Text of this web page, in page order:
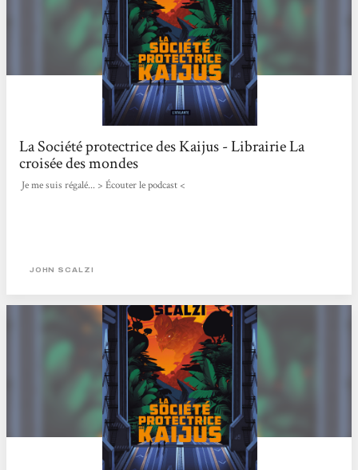
La Société protectrice des Kaijus - Librairie La
croisée des mondes
Je me suis régalé... > Écouter le podcast <
JOHN SCALZI